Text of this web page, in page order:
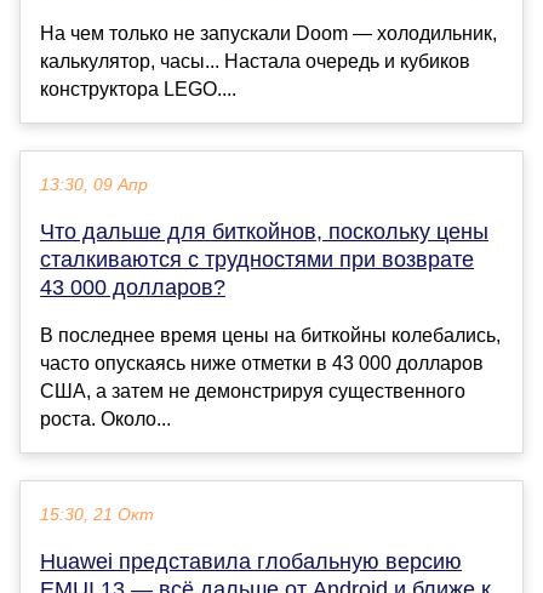
На чем только не запускали Doom — холодильник,
калькулятор, часы... Настала очередь и кубиков
конструктора LEGO....
13:30, 09 Апр
Что дальше для биткойнов, поскольку цены
сталкиваются с трудностями при возврате
43 000 долларов?
В последнее время цены на биткойны колебались,
часто опускаясь ниже отметки в 43 000 долларов
США, а затем не демонстрируя существенного
роста. Около...
15:30, 21 Окт
Huawei представила глобальную версию